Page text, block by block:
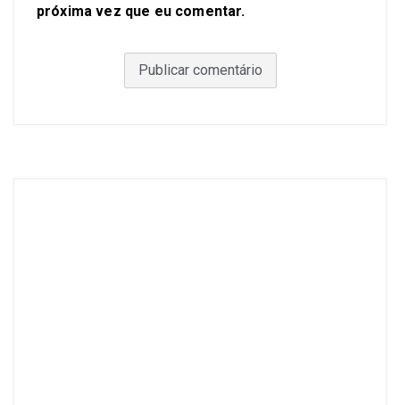
próxima vez que eu comentar.